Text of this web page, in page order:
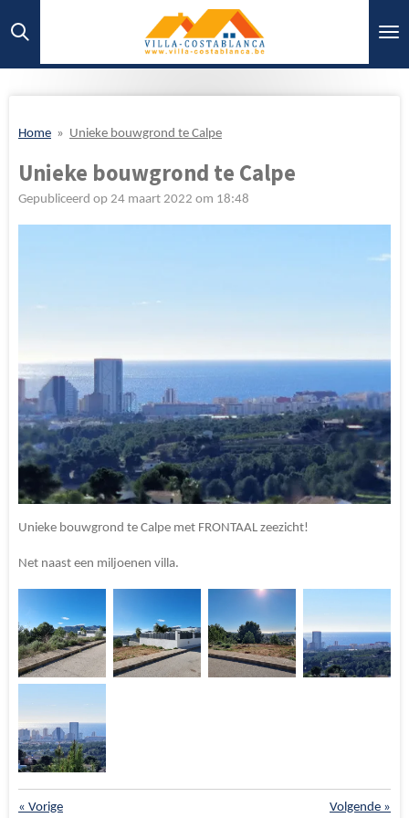
direct
Home » Unieke bouwgrond te Calpe
Unieke bouwgrond te Calpe
Gepubliceerd op 24 maart 2022 om 18:48
Unieke bouwgrond te Calpe met FRONTAAL zeezicht!
Net naast een miljoenen villa.
« Vorige Volgende »